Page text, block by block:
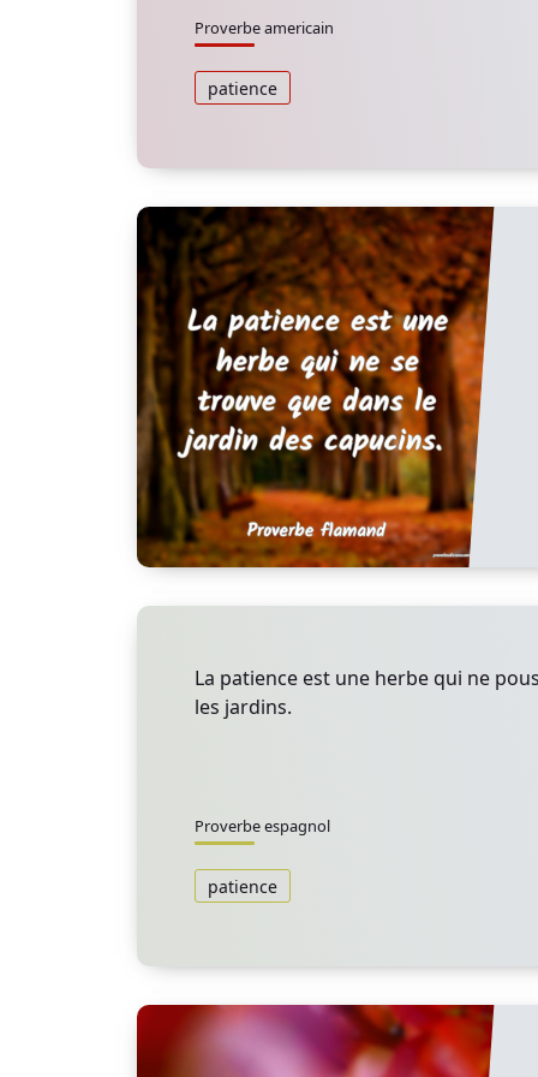
Proverbe americain
patience
La patience est une herbe qui ne
les jardins.
Proverbe espagnol
patience